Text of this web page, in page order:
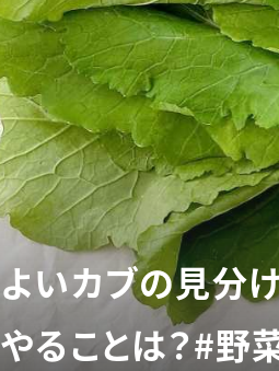
よいカブの見分
やることは？#野